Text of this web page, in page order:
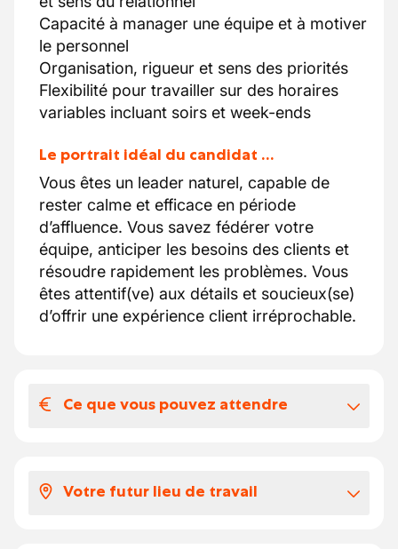
Capacité à manager une équipe et à motiver
le personnel
Organisation, rigueur et sens des priorités
Flexibilité pour travailler sur des horaires
variables incluant soirs et week-ends
Le portrait idéal du candidat …
Vous êtes un leader naturel, capable de
rester calme et efficace en période
d’affluence. Vous savez fédérer votre
équipe, anticiper les besoins des clients et
résoudre rapidement les problèmes. Vous
êtes attentif(ve) aux détails et soucieux(se)
d’offrir une expérience client irréprochable.
Ce que vous pouvez attendre
Selon votre expérience, votre salaire se
Votre futur lieu de travail